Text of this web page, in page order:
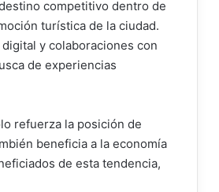
competitivo dentro de
turística de la ciudad.
y colaboraciones con
de experiencias
refuerza la posición de
beneficia a la economía
de esta tendencia,